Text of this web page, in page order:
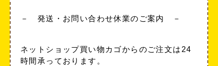
－ 発送・お問い合わせ休業のご案内 －
ネットショップ買い物カゴからのご注文は24
時間承っております。